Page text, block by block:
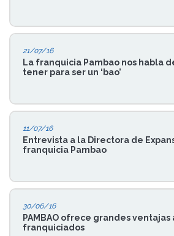
21/07/16
La franquicia Pambao nos habla
tener para ser un ‘bao’
11/07/16
Entrevista a la Directora de
franquicia Pambao
30/06/16
PAMBAO ofrece grandes ventajas
franquiciados